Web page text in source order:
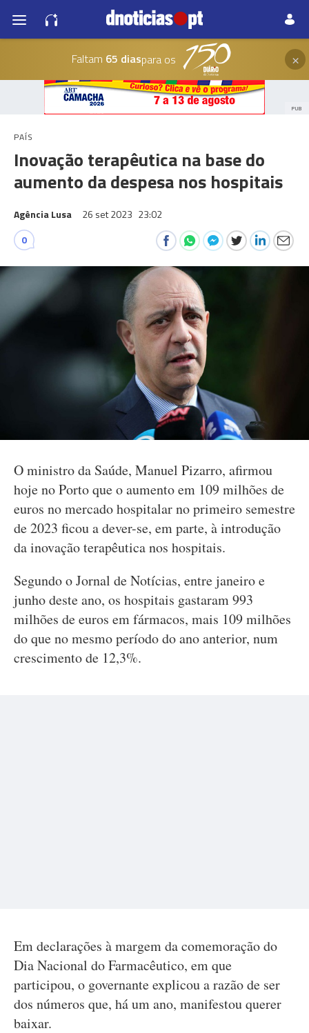
Faltam 65 diaspara os ×
PUB
PAÍS
Inovação terapêutica na base do
aumento da despesa nos hospitais
Agência Lusa 26 set 2023 23:02
0
O ministro da Saúde, Manuel Pizarro, afirmou
hoje no Porto que o aumento em 109 milhões de
euros no mercado hospitalar no primeiro semestre
de 2023 ficou a dever-se, em parte, à introdução
da inovação terapêutica nos hospitais.
Segundo o Jornal de Notícias, entre janeiro e
junho deste ano, os hospitais gastaram 993
milhões de euros em fármacos, mais 109 milhões
do que no mesmo período do ano anterior, num
crescimento de 12,3%.
Em declarações à margem da comemoração do
Dia Nacional do Farmacêutico, em que
participou, o governante explicou a razão de ser
dos números que, há um ano, manifestou querer
baixar.